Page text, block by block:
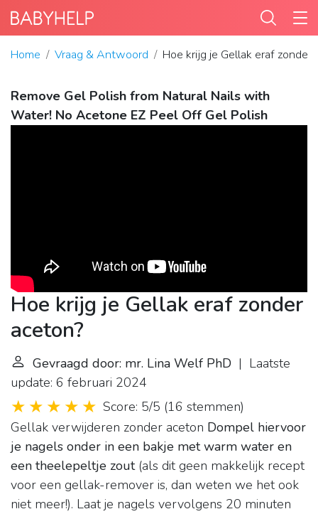
Home Vraag & Antwoord Hoe krijg je Gellak eraf zonder
Remove Gel Polish from Natural Nails with
Water! No Acetone EZ Peel Off Gel Polish
Hoe krijg je Gellak eraf zonder
aceton?
Gevraagd door: mr. Lina Welf PhD | Laatste
update: 6 februari 2024
Score: 5/5 (16 stemmen)
Gellak verwijderen zonder aceton Dompel hiervoor
je nagels onder in een bakje met warm water en
een theelepeltje zout(als dit geen makkelijk recept
voor een gellak-remover is, dan weten we het ook
niet meer!). Laat je nagels vervolgens 20 minuten